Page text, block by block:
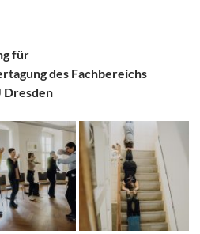
für
des Fachbereichs
Dresden